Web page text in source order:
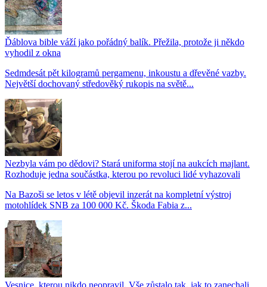
Ďáblova bible váží jako pořádný balík. Přežila, protože ji někdo
vyhodil z okna
Sedmdesát pět kilogramů pergamenu, inkoustu a dřevěné vazby.
Největší dochovaný středověký rukopis na světě...
Nezbyla vám po dědovi? Stará uniforma stojí na aukcích majlant.
Rozhoduje jedna součástka, kterou po revoluci lidé vyhazovali
Na Bazoši se letos v létě objevil inzerát na kompletní výstroj
motohlídek SNB za 100 000 Kč. Škoda Fabia z...
Vesnice, kterou nikdo neopravil. Vše zůstalo tak, jak to zanechali